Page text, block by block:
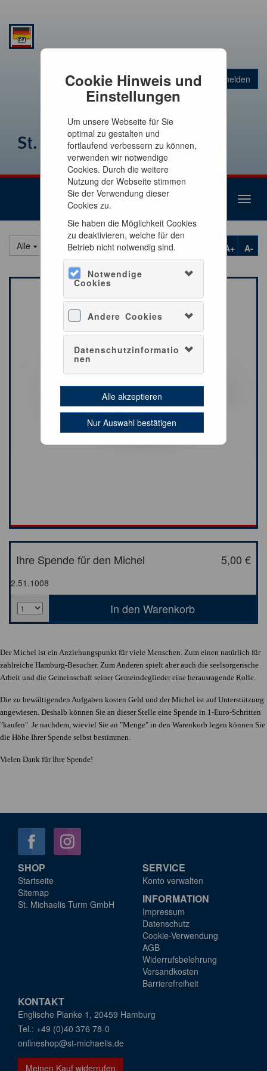
Cookie Hinweis und
Einstellungen
Um unsere Webseite für Sie
optimal zu gestalten und
fortlaufend verbessern zu können,
verwenden wir notwendige
Cookies. Durch die weitere
Nutzung der Webseite stimmen
Sie der Verwendung dieser
Cookies zu.
Sie haben die Möglichkeit Cookies
zu deaktivieren, welche für den
Betrieb nicht notwendig sind.
Notwendige
Cookies
Andere Cookies
Datenschutzinformatio
nen
Alle akzeptieren
Nur Auswahl bestätigen
Warenkorb
0 Artikel 0,00 €
Anmelden
Alle A-
A+
5,00 €
Ihre Spende für den Michel
2.51.1008
Der Michel ist ein Anziehungspunkt für viele Menschen. Zum einen natürlich für
zahlreiche Hamburg-Besucher. Zum Anderen spielt aber auch die seelsorgerische
Arbeit und die Gemeinschaft seiner Gemeindeglieder eine herausragende Rolle.
Die zu bewältigenden Aufgaben kosten Geld und der Michel ist auf Unterstützung
angewiesen. Deshalb können Sie an dieser Stelle eine Spende in 1-Euro-Schritten
"kaufen". Je nachdem, wieviel Sie an "Menge" in den Warenkorb legen können Sie
die Höhe Ihrer Spende selbst bestimmen.
Vielen Dank für Ihre Spende!
SHOP
Startseite
Sitemap
St. Michaelis Turm GmbH
SERVICE
Konto verwalten
INFORMATION
Impressum
Datenschutz
Cookie-Verwendung
AGB
Widerrufsbelehrung
Versandkosten
Barrierefreiheit
KONTAKT
Englische Planke 1, 20459 Hamburg
+49 (0)40 376 78-0
onlineshop@st-michaelis.de
Meinen Kauf widerrufen